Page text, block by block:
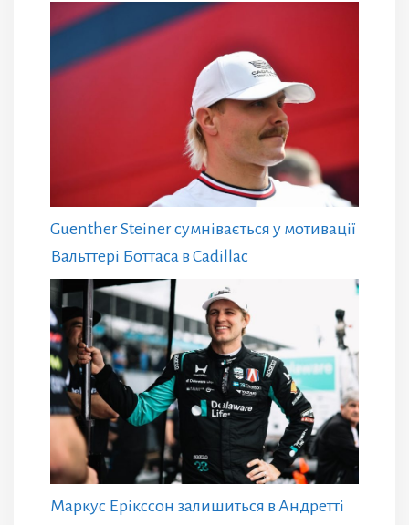
Guenther Steiner сумнівається у мотивації
Вальттері Боттаса в Cadillac
Маркус Ерікссон залишиться в Андретті